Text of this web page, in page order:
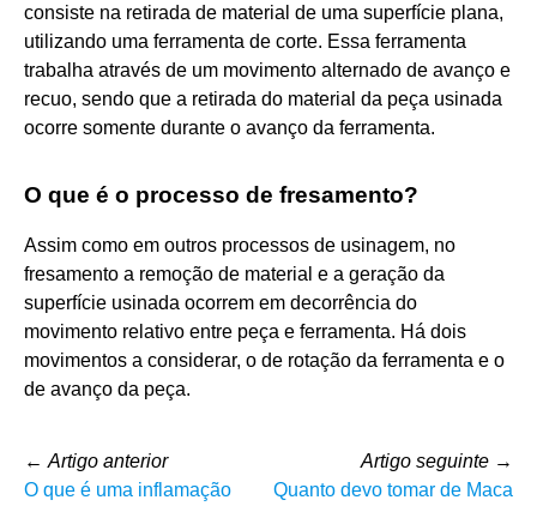
consiste na retirada de material de uma superfície plana,
utilizando uma ferramenta de corte. Essa ferramenta
trabalha através de um movimento alternado de avanço e
recuo, sendo que a retirada do material da peça usinada
ocorre somente durante o avanço da ferramenta.
O que é o processo de fresamento?
Assim como em outros processos de usinagem, no
fresamento a remoção de material e a geração da
superfície usinada ocorrem em decorrência do
movimento relativo entre peça e ferramenta. Há dois
movimentos a considerar, o de rotação da ferramenta e o
de avanço da peça.
← Artigo anterior
O que é uma inflamação
Artigo seguinte →
Quanto devo tomar de Maca